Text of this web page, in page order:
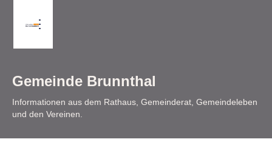
Gemeinde Brunnthal
Informationen aus dem Rathaus, Gemeinderat, Gemeindeleben
und den Vereinen.